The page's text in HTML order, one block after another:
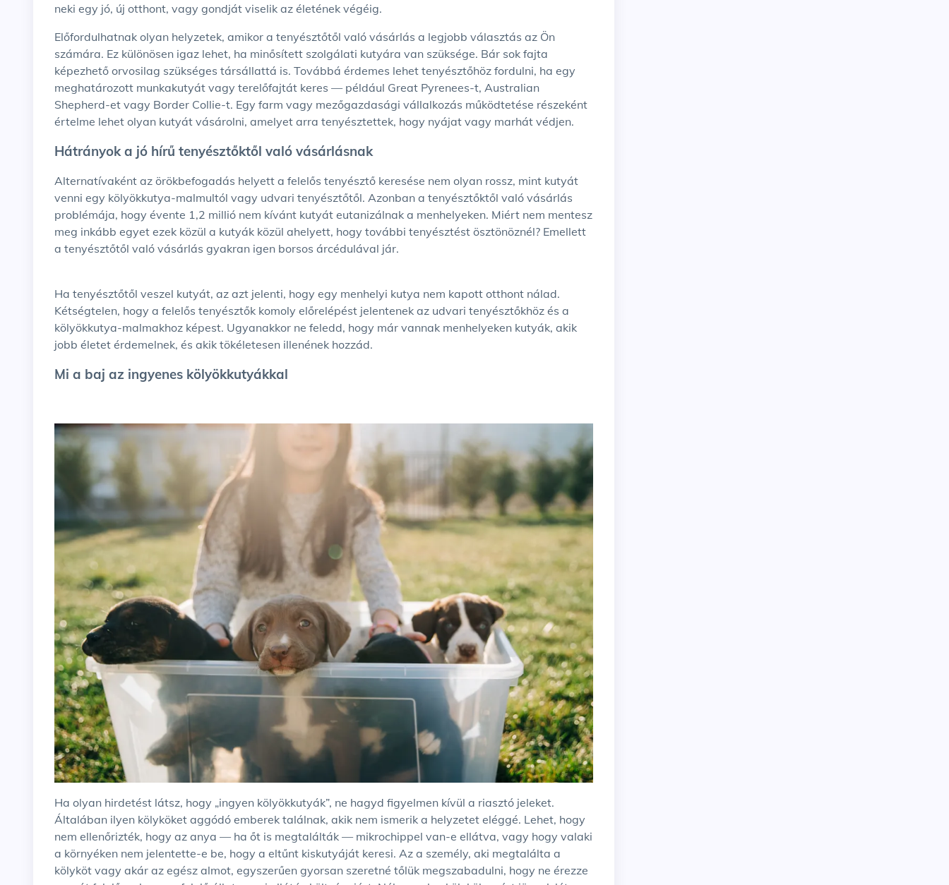
neki egy jó, új otthont, vagy gondját viselik az életének végéig.
Előfordulhatnak olyan helyzetek, amikor a tenyésztőtől való vásárlás a legjobb választás az Ön
számára. Ez különösen igaz lehet, ha minősített szolgálati kutyára van szüksége. Bár sok fajta
képezhető orvosilag szükséges társállattá is. Továbbá érdemes lehet tenyésztőhöz fordulni, ha egy
meghatározott munkakutyát vagy terelőfajtát keres — például Great Pyrenees-t, Australian
Shepherd-et vagy Border Collie-t. Egy farm vagy mezőgazdasági vállalkozás működtetése részeként
értelme lehet olyan kutyát vásárolni, amelyet arra tenyésztettek, hogy nyájat vagy marhát védjen.
Hátrányok a jó hírű tenyésztőktől való vásárlásnak
Alternatívaként az örökbefogadás helyett a felelős tenyésztő keresése nem olyan rossz, mint kutyát
venni egy kölyökkutya-malmultól vagy udvari tenyésztőtől. Azonban a tenyésztőktől való vásárlás
problémája, hogy évente 1,2 millió nem kívánt kutyát eutanizálnak a menhelyeken. Miért nem mentesz
meg inkább egyet ezek közül a kutyák közül ahelyett, hogy további tenyésztést ösztönöznél? Emellett
a tenyésztőtől való vásárlás gyakran igen borsos árcédulával jár.
Ha tenyésztőtől veszel kutyát, az azt jelenti, hogy egy menhelyi kutya nem kapott otthont nálad.
Kétségtelen, hogy a felelős tenyésztők komoly előrelépést jelentenek az udvari tenyésztőkhöz és a
kölyökkutya-malmakhoz képest. Ugyanakkor ne feledd, hogy már vannak menhelyeken kutyák, akik
jobb életet érdemelnek, és akik tökéletesen illenének hozzád.
Mi a baj az ingyenes kölyökkutyákkal
Ha olyan hirdetést látsz, hogy „ingyen kölyökkutyák”, ne hagyd figyelmen kívül a riasztó jeleket.
Általában ilyen kölyköket aggódó emberek találnak, akik nem ismerik a helyzetet eléggé. Lehet, hogy
nem ellenőrizték, hogy az anya — ha őt is megtalálták — mikrochippel van-e ellátva, vagy hogy valaki
a környéken nem jelentette-e be, hogy a eltűnt kiskutyáját keresi. Az a személy, aki megtalálta a
kölyköt vagy akár az egész almot, egyszerűen gyorsan szeretné tőlük megszabadulni, hogy ne érezze